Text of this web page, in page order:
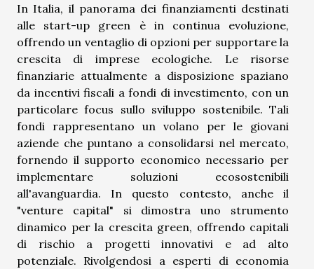
In Italia, il panorama dei finanziamenti destinati
alle start-up green è in continua evoluzione,
offrendo un ventaglio di opzioni per supportare la
crescita di imprese ecologiche. Le risorse
finanziarie attualmente a disposizione spaziano
da incentivi fiscali a fondi di investimento, con un
particolare focus sullo sviluppo sostenibile. Tali
fondi rappresentano un volano per le giovani
aziende che puntano a consolidarsi nel mercato,
fornendo il supporto economico necessario per
implementare soluzioni ecosostenibili
all'avanguardia. In questo contesto, anche il
"venture capital" si dimostra uno strumento
dinamico per la crescita green, offrendo capitali
di rischio a progetti innovativi e ad alto
potenziale. Rivolgendosi a esperti di economia